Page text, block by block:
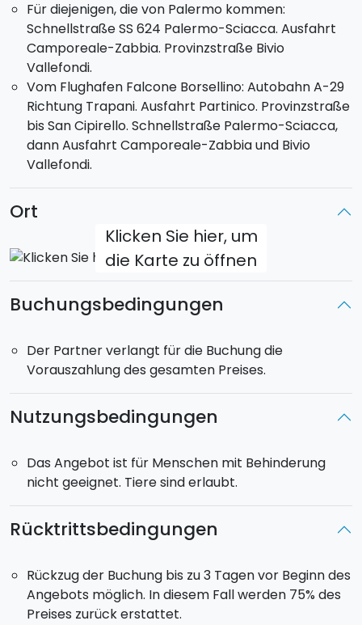
Für diejenigen, die von Palermo kommen:
Schnellstraße SS 624 Palermo-Sciacca. Ausfahrt
Camporeale-Zabbia. Provinzstraße Bivio
Vallefondi.
Vom Flughafen Falcone Borsellino: Autobahn A-29
Richtung Trapani. Ausfahrt Partinico. Provinzstraße
bis San Cipirello. Schnellstraße Palermo-Sciacca,
dann Ausfahrt Camporeale-Zabbia und Bivio
Vallefondi.
Ort
Klicken Sie hier, um
die Karte zu öffnen
Buchungsbedingungen
Der Partner verlangt für die Buchung die
Vorauszahlung des gesamten Preises.
Nutzungsbedingungen
Das Angebot ist für Menschen mit Behinderung
nicht geeignet. Tiere sind erlaubt.
Rücktrittsbedingungen
Rückzug der Buchung bis zu 3 Tagen vor Beginn des
Angebots möglich. In diesem Fall werden 75% des
Preises zurück erstattet.